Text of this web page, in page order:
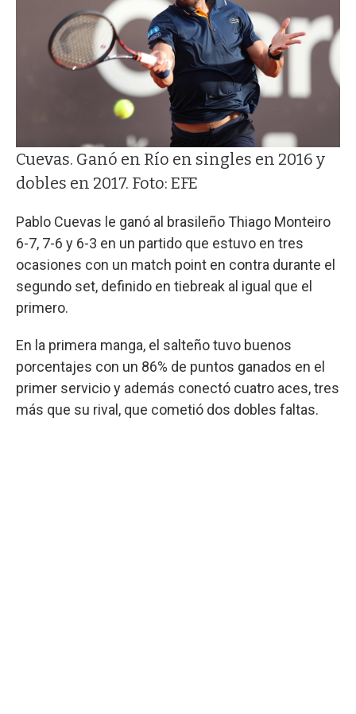
Cuevas. Ganó en Río en singles en 2016 y
dobles en 2017. Foto: EFE
Pablo Cuevas le ganó al brasileño Thiago Monteiro
6-7, 7-6 y 6-3 en un partido que estuvo en tres
ocasiones con un match point en contra durante el
segundo set, definido en tiebreak al igual que el
primero.
En la primera manga, el salteño tuvo buenos
porcentajes con un 86% de puntos ganados en el
primer servicio y además conectó cuatro aces, tres
más que su rival, que cometió dos dobles faltas.